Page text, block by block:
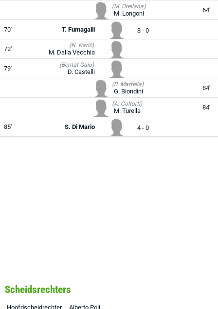
(M. Orellana)
M. Longoni 64'
70' T. Fumagalli 3 - 0
72' (N. Karić)
M. Dalla Vecchia
79' (Bernat Guiu)
D. Castelli
(B. Martella)
G. Biondini 84'
(A. Coltorti)
M. Turella 84'
85' S. Di Mario 4 - 0
Scheidsrechters
Hoofdscheidrechter Alberto Poli